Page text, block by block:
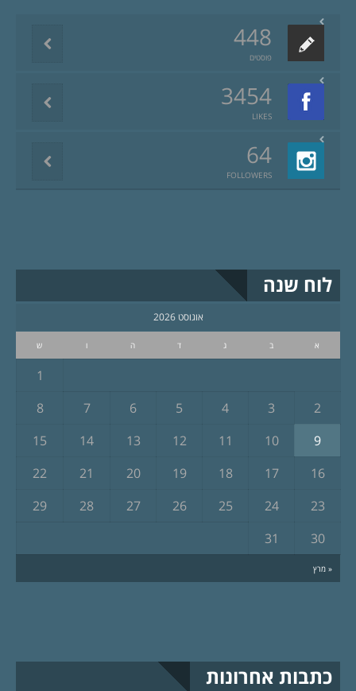
448
פוסטים
3454
LIKES
64
FOLLOWERS
לוח שנה
אוגוסט 2026
א ב ג ד ה ו ש
« מרץ
1
2
3
4
5
6
7
8
9
10
11
12
13
14
15
16
17
18
19
20
21
22
23
24
25
26
27
28
29
30
31
כתבות אחרונות